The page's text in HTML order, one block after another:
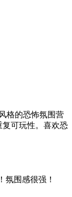
格的恐怖氛围营
可玩性。喜欢恐
氛围感很强！